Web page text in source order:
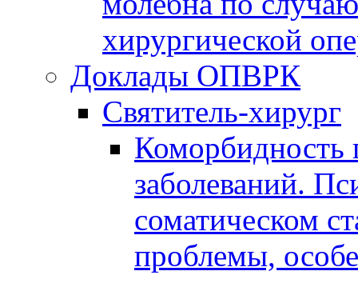
хирургической
Доклады ОПВРК
Святитель-хирург
Коморбидность
заболеваний.
соматическом
проблемы,